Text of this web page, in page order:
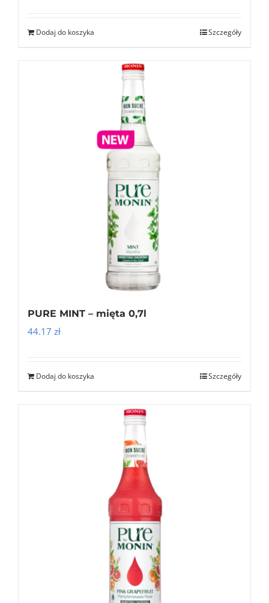
Dodaj do koszyka Szczegóły
PURE MINT – mięta 0,7l
44.17 zł
Dodaj do koszyka Szczegóły